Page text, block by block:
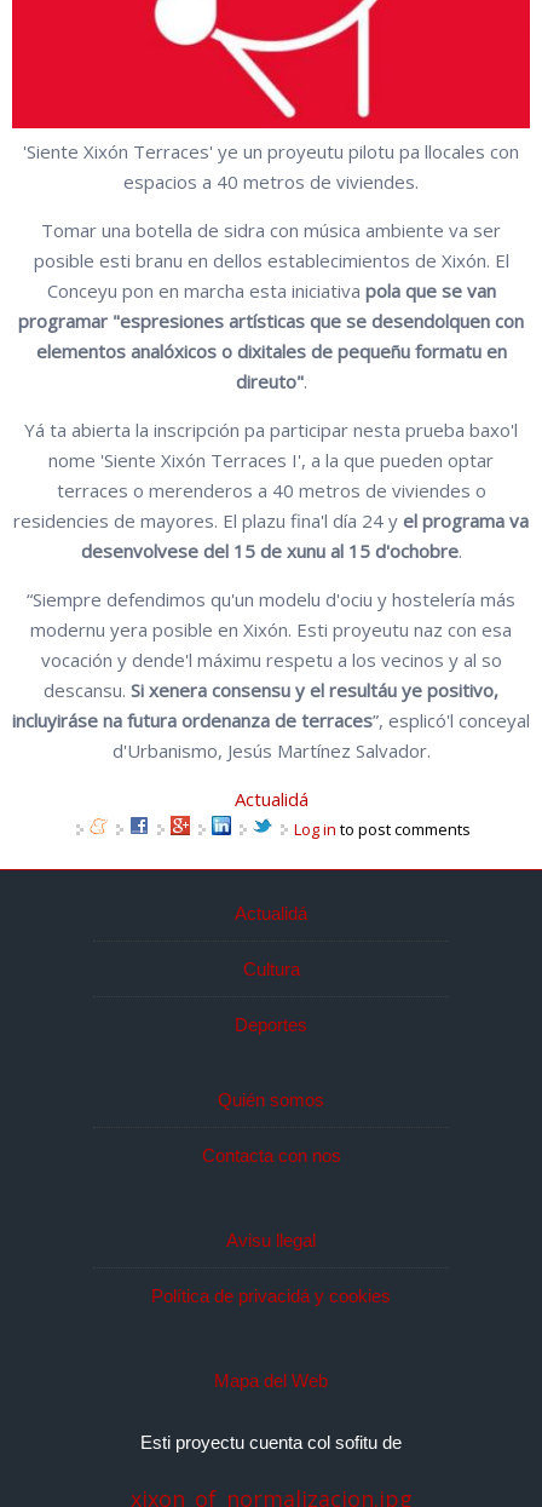
'Siente Xixón Terraces' ye un proyeutu pilotu pa llocales con
espacios a 40 metros de viviendes.
Tomar una botella de sidra con música ambiente va ser
posible esti branu en dellos establecimientos de Xixón. El
Conceyu pon en marcha esta iniciativa pola que se van
programar "espresiones artísticas que se desendolquen con
elementos analóxicos o dixitales de pequeñu formatu en
direuto".
Yá ta abierta la inscripción pa participar nesta prueba baxo'l
nome 'Siente Xixón Terraces I', a la que pueden optar
terraces o merenderos a 40 metros de viviendes o
residencies de mayores. El plazu fina'l día 24 y el programa va
desenvolvese del 15 de xunu al 15 d'ochobre.
“Siempre defendimos qu'un modelu d'ociu y hostelería más
modernu yera posible en Xixón. Esti proyeutu naz con esa
vocación y dende'l máximu respetu a los vecinos y al so
descansu. Si xenera consensu y el resultáu ye positivo,
incluyiráse na futura ordenanza de terraces”, esplicó'l conceyal
d'Urbanismo, Jesús Martínez Salvador.
Actualidá
Log in to post comments
Actualidá
Cultura
Deportes
Quién somos
Contacta con nos
Avisu llegal
Política de privacidá y cookies
Mapa del Web
Esti proyectu cuenta col sofitu de
xixon_of_normalizacion.jpg